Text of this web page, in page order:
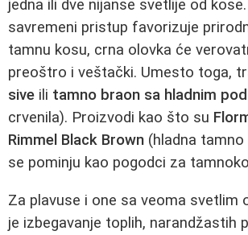
jedna ili dve nijanse svetlije od
savremeni pristup favorizuje
tamnu kosu, crna olovka će
preoštro i veštački. Umesto toga,
sive ili tamno braon sa hladnim
crvenila). Proizvodi kao što su
Rimmel Black Brown (hladna
se pominju kao pogodci za
Za plavuse i one sa veoma svetlim
je izbegavanje toplih, narandžastih